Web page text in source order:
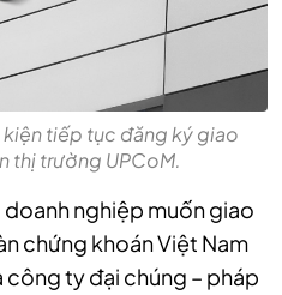
tiếp tục đăng ký giao
thị trường UPCoM.
doanh nghiệp muốn giao
chứng khoán Việt Nam
công ty đại chúng – pháp